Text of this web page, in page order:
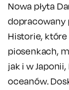
Nowa płyta
dopracowany
Historie,
piosenkach,
jak i w
oceanów.